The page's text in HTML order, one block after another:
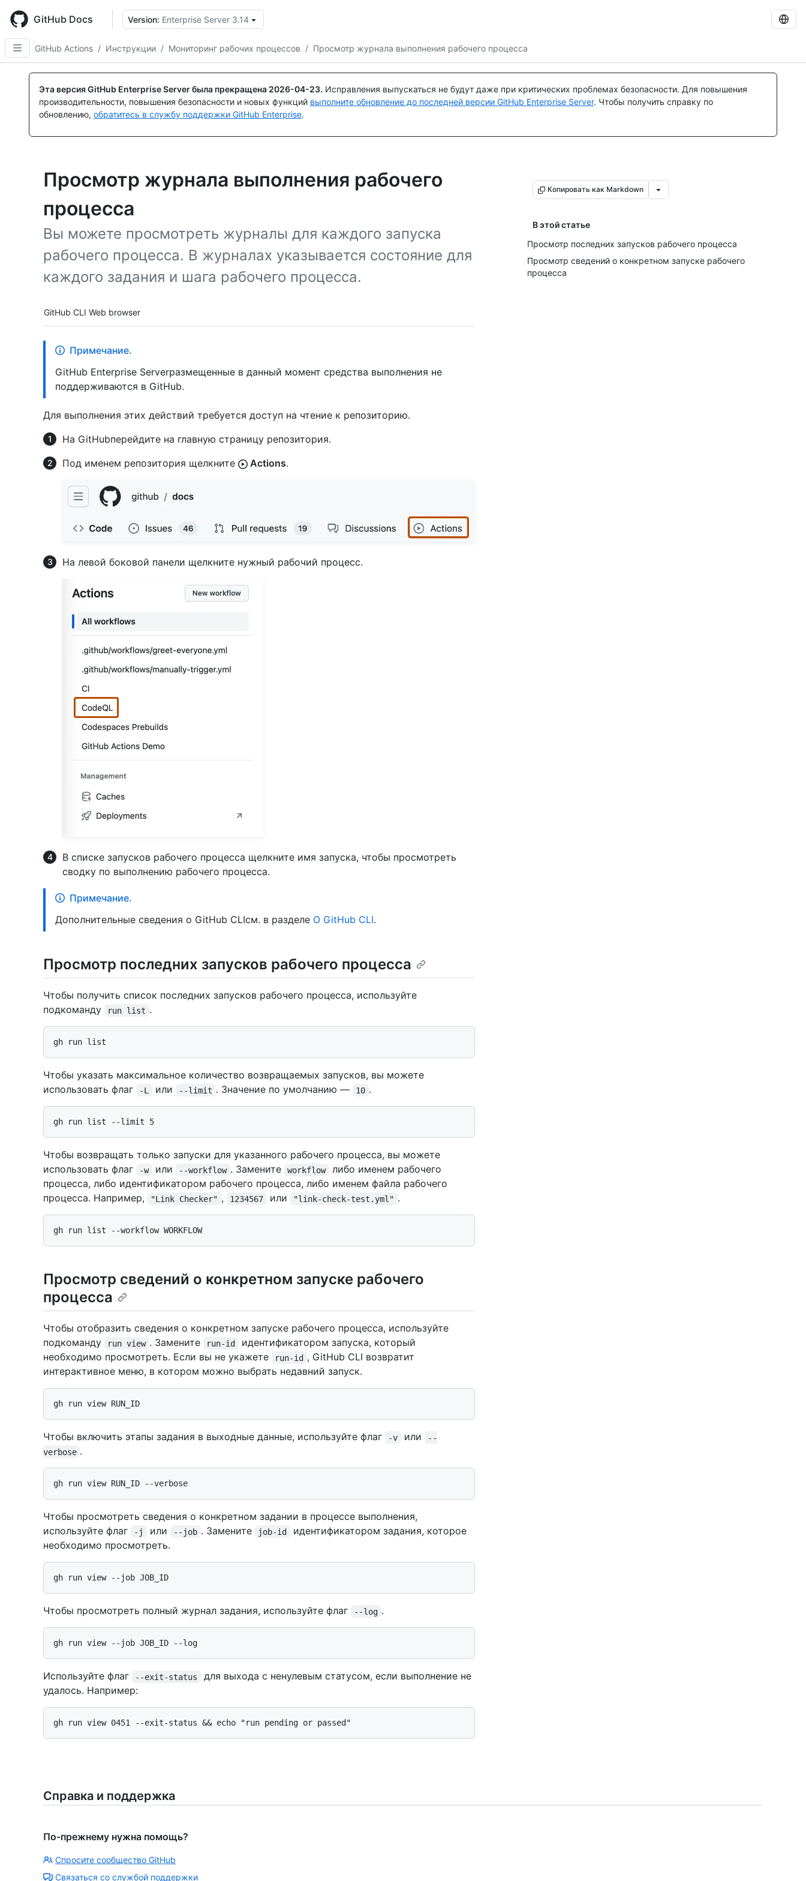
main
content
GitHub Docs Version: Enterprise Server 3.14
GitHub Actions / Инструкции / Мониторинг рабочих процессов / Просмотр журнала выполнения рабочего процесса
Эта версия GitHub Enterprise Server была прекращена 2026-04-23. Исправления выпускаться не будут даже при критических проблемах безопасности. Для повышения
производительности, повышения безопасности и новых функций выполните обновление до последней версии GitHub Enterprise Server. Чтобы получить справку по
обновлению, обратитесь в службу поддержки GitHub Enterprise.
Просмотр журнала выполнения рабочего
процесса
Вы можете просмотреть журналы для каждого запуска
рабочего процесса. В журналах указывается состояние для
каждого задания и шага рабочего процесса.
Tool navigation
GitHub CLI Web browser
Копировать как Markdown
В этой статье
Просмотр последних запусков рабочего процесса
Просмотр сведений о конкретном запуске рабочего
процесса
Примечание.
GitHub Enterprise Serverразмещенные в данный момент средства выполнения не
поддерживаются в GitHub.
Для выполнения этих действий требуется доступ на чтение к репозиторию.
На GitHubперейдите на главную страницу репозитория.
Под именем репозитория щелкните
Actions.
На левой боковой панели щелкните нужный рабочий процесс.
В списке запусков рабочего процесса щелкните имя запуска, чтобы просмотреть
сводку по выполнению рабочего процесса.
Примечание.
Дополнительные сведения о GitHub CLIсм. в разделе О GitHub CLI.
Просмотр последних запусков рабочего процесса
Чтобы получить список последних запусков рабочего процесса, используйте
подкоманду
run list .
Чтобы указать максимальное количество возвращаемых запусков, вы можете
использовать флаг
-L или --limit . Значение по умолчанию — 10 .
Чтобы возвращать только запуски для указанного рабочего процесса, вы можете
использовать флаг
-w или --workflow . Замените workflow
либо именем рабочего
процесса, либо идентификатором рабочего процесса, либо именем файла рабочего
процесса. Например,
"Link Checker" , 1234567 или "link-check-test.yml" .
Просмотр сведений о конкретном запуске рабочего
процесса
Чтобы отобразить сведения о конкретном запуске рабочего процесса, используйте
подкоманду
run view . Замените run-id
идентификатором запуска, который
необходимо просмотреть. Если вы не укажете
run-id , GitHub CLI возвратит
интерактивное меню, в котором можно выбрать недавний запуск.
Чтобы включить этапы задания в выходные данные, используйте флаг -v или
--
verbose .
Чтобы просмотреть сведения о конкретном задании в процессе выполнения,
используйте флаг
-j или --job . Замените job-id
идентификатором задания, которое
необходимо просмотреть.
Чтобы просмотреть полный журнал задания, используйте флаг --log .
Используйте флаг --exit-status
для выхода с ненулевым статусом, если выполнение не
удалось. Например:
Справка и поддержка
По-прежнему нужна помощь?
Спросите сообщество GitHub
Связаться со службой поддержки